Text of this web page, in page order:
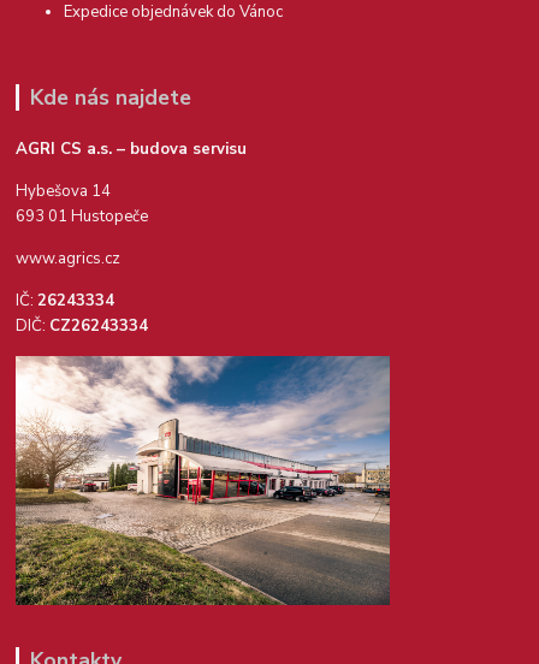
Expedice objednávek do Vánoc
Kde nás najdete
AGRI CS a.s. – budova servisu
Hybešova 14
693 01 Hustopeče
www.agrics.cz
IČ:26243334
DIČ: CZ26243334